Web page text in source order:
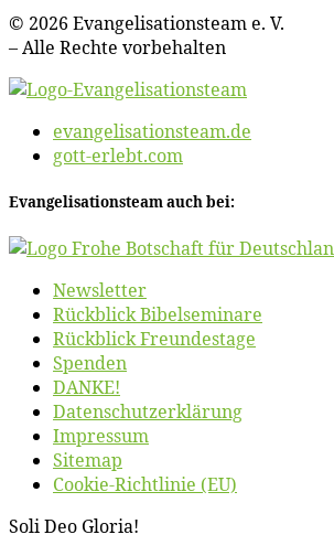
© 2026 Evan­ge­li­sa­ti­ons­team e. V.
– Al­le Rech­te vorbehalten
evangelisationsteam.de
gott-erlebt.com
Evan­ge­li­sa­ti­ons­team auch bei:
News­let­ter
Rück­blick Bibelseminare
Rück­blick Freundestage
Spen­den
DANKE!
Daten­schutz­er­klä­rung
Im­pres­sum
Site­map
Coo­kie-Rich­t­­li­­nie (EU)
So­li Deo Gloria!